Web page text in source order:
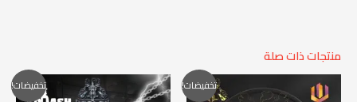
منتجات ذات صلة
تخفيضات!
نطاق
السعر: تخفيضات! السعر
الأصلي
السعر
الحالي